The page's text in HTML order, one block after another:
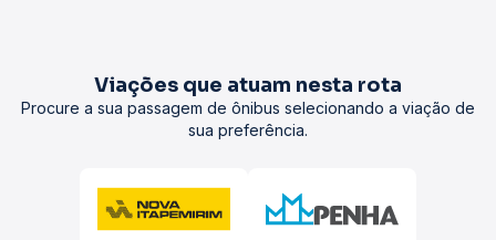
Viações que atuam nesta rota
Procure a sua passagem de ônibus selecionando a viação de
sua preferência.